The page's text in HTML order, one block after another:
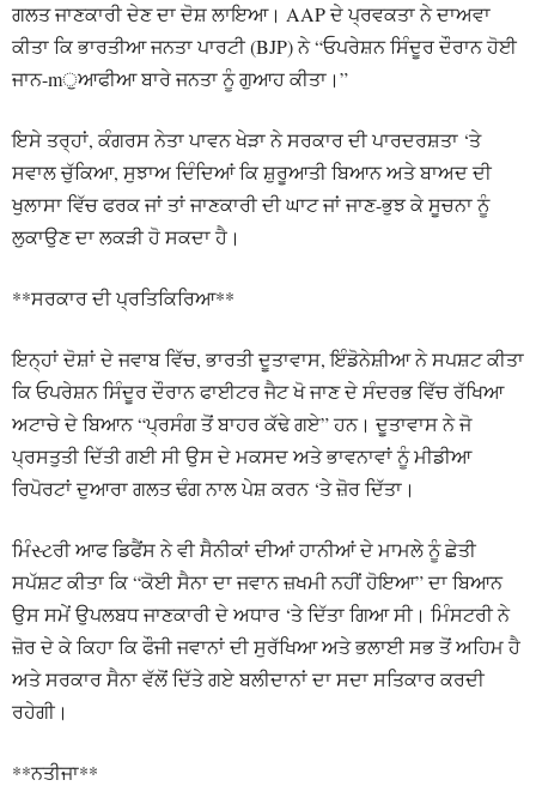
ਗਲਤ ਜਾਣਕਾਰੀ ਦੇਣ ਦਾ ਦੋਸ਼ ਲਾਇਆ। AAP ਦੇ ਪ੍ਰਵਕਤਾ ਨੇ ਦਾਅਵਾ
ਕੀਤਾ ਕਿ ਭਾਰਤੀਆ ਜਨਤਾ ਪਾਰਟੀ (BJP) ਨੇ “ਓਪਰੇਸ਼ਨ ਸਿੰਦੂਰ ਦੌਰਾਨ ਹੋਈ
ਜਾਨ-mੁਆਫੀਆ ਬਾਰੇ ਜਨਤਾ ਨੂੰ ਗੁਆਹ ਕੀਤਾ।”
ਇਸੇ ਤਰ੍ਹਾਂ, ਕੰਗਰਸ ਨੇਤਾ ਪਾਵਨ ਖੇੜਾ ਨੇ ਸਰਕਾਰ ਦੀ ਪਾਰਦਰਸ਼ਤਾ ‘ਤੇ
ਸਵਾਲ ਚੁੱਕਿਆ, ਸੁਝਾਅ ਦਿੰਦਿਆਂ ਕਿ ਸ਼ੁਰੂਆਤੀ ਬਿਆਨ ਅਤੇ ਬਾਅਦ ਦੀ
ਖੁਲਾਸਾ ਵਿੱਚ ਫਰਕ ਜਾਂ ਤਾਂ ਜਾਣਕਾਰੀ ਦੀ ਘਾਟ ਜਾਂ ਜਾਣ-ਭੁਝ ਕੇ ਸੂਚਨਾ ਨੂੰ
ਲੁਕਾਉਣ ਦਾ ਲਕੜੀ ਹੋ ਸਕਦਾ ਹੈ।
**ਸਰਕਾਰ ਦੀ ਪ੍ਰਤਿਕਿਰਿਆ**
ਇਨ੍ਹਾਂ ਦੋਸ਼ਾਂ ਦੇ ਜਵਾਬ ਵਿੱਚ, ਭਾਰਤੀ ਦੂਤਾਵਾਸ, ਇੰਡੋਨੇਸ਼ੀਆ ਨੇ ਸਪਸ਼ਟ ਕੀਤਾ
ਕਿ ਓਪਰੇਸ਼ਨ ਸਿੰਦੂਰ ਦੌਰਾਨ ਫਾਈਟਰ ਜੈਟ ਖੋ ਜਾਣ ਦੇ ਸੰਦਰਭ ਵਿੱਚ ਰੱਖਿਆ
ਅਟਾਚੇ ਦੇ ਬਿਆਨ “ਪ੍ਰਸੰਗ ਤੋਂ ਬਾਹਰ ਕੱਢੇ ਗਏ” ਹਨ। ਦੂਤਾਵਾਸ ਨੇ ਜੋ
ਪ੍ਰਸਤੁਤੀ ਦਿੱਤੀ ਗਈ ਸੀ ਉਸ ਦੇ ਮਕਸਦ ਅਤੇ ਭਾਵਨਾਵਾਂ ਨੂੰ ਮੀਡੀਆ
ਰਿਪੋਰਟਾਂ ਦੁਆਰਾ ਗਲਤ ਢੰਗ ਨਾਲ ਪੇਸ਼ ਕਰਨ ‘ਤੇ ਜ਼ੋਰ ਦਿੱਤਾ।
ਮਿੰસ્ટਰੀ ਆਫ ਡਿਫੈਂਸ ਨੇ ਵੀ ਸੈਨੀਕਾਂ ਦੀਆਂ ਹਾਨੀਆਂ ਦੇ ਮਾਮਲੇ ਨੂੰ ਛੇਤੀ
ਸਪੱਸ਼ਟ ਕੀਤਾ ਕਿ “ਕੋਈ ਸੈਨਾ ਦਾ ਜਵਾਨ ਜ਼ਖਮੀ ਨਹੀਂ ਹੋਇਆ” ਦਾ ਬਿਆਨ
ਉਸ ਸਮੇਂ ਉਪਲਬਧ ਜਾਣਕਾਰੀ ਦੇ ਅਧਾਰ ‘ਤੇ ਦਿੱਤਾ ਗਿਆ ਸੀ। ਮਿੰਸਟਰੀ ਨੇ
ਜ਼ੋਰ ਦੇ ਕੇ ਕਿਹਾ ਕਿ ਫੌਜੀ ਜਵਾਨਾਂ ਦੀ ਸੁਰੱਖਿਆ ਅਤੇ ਭਲਾਈ ਸਭ ਤੋਂ ਅਹਿਮ ਹੈ
ਅਤੇ ਸਰਕਾਰ ਸੈਨਾ ਵੱਲੋਂ ਦਿੱਤੇ ਗਏ ਬਲੀਦਾਨਾਂ ਦਾ ਸਦਾ ਸਤਿਕਾਰ ਕਰਦੀ
ਰਹੇਗੀ।
**ਨਤੀਜਾ**